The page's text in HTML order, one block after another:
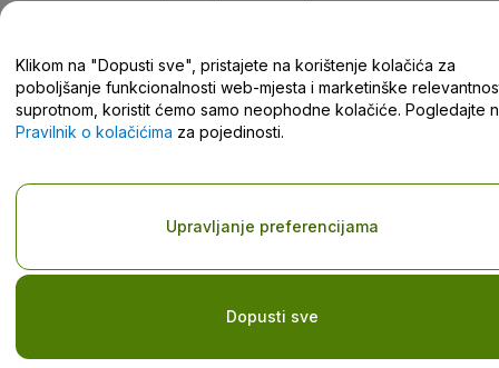
Autorska prava © viagogo GmbH 2026 Pojedinosti o tvrtki
Korištenjem ovog web-mjesta prihvaćate
Nemojte dijeliti moje osobne podatke/Vaše postavke privatnosti
Klikom na "Dopusti sve", pristajete na korištenje kolačića za
poboljšanje funkcionalnosti web-mjesta i marketinške
suprotnom, koristit ćemo samo neophodne kolačiće. Pogledajte
Pravilnik o kolačićima za pojedinosti.
Dopusti sve
Upravljanje preferencijama